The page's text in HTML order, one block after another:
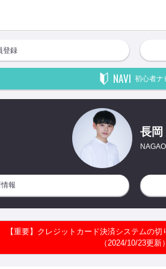
登録
NAVI 初心者ナ
長岡
報
【重要】クレジットカード決済システムの
（2024/10/23更新）